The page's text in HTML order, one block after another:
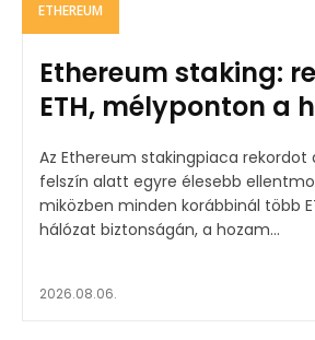
ETHEREUM
Ethereum staking:
ETH, mélyponton a
Az Ethereum stakingpiaca
felszín alatt egyre élesebb
miközben minden korábbinál több
hálózat biztonságán, a hozam...
2026.08.06.